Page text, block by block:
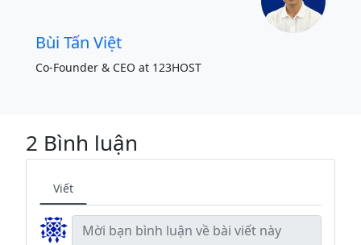
Bùi Tấn Việt
Co-Founder & CEO at 123HOST
2 Bình luận
Viết